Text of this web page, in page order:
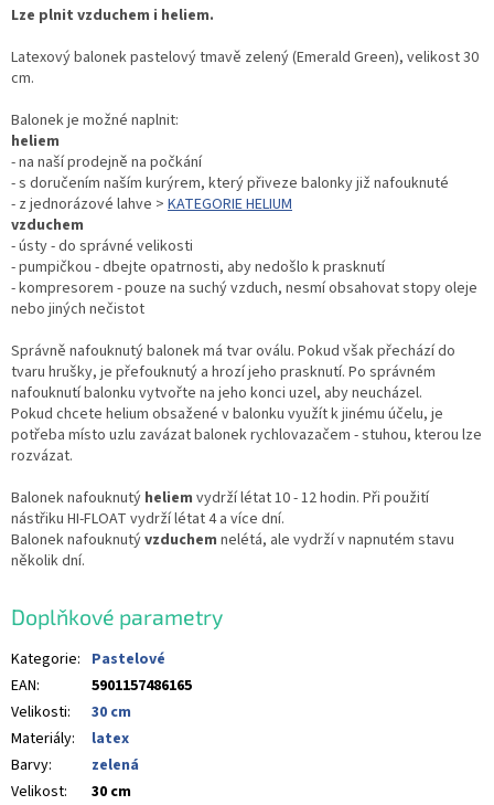
Lze plnit vzduchem i heliem.
Latexový balonek pastelový tmavě zelený (Emerald Green), velikost 30
cm.
Balonek je možné naplnit:
heliem
- na naší prodejně na počkání
- s doručením naším kurýrem, který přiveze balonky již nafouknuté
- z jednorázové lahve > KATEGORIE HELIUM
vzduchem
- ústy - do správné velikosti
- pumpičkou - dbejte opatrnosti, aby nedošlo k prasknutí
- kompresorem - pouze na suchý vzduch, nesmí obsahovat stopy oleje
nebo jiných nečistot
Správně nafouknutý balonek má tvar oválu. Pokud však přechází do
tvaru hrušky, je přefouknutý a hrozí jeho prasknutí. Po správném
nafouknutí balonku vytvořte na jeho konci uzel, aby neucházel.
Pokud chcete helium obsažené v balonku využít k jinému účelu, je
potřeba místo uzlu zavázat balonek rychlovazačem - stuhou, kterou lze
rozvázat.
Balonek nafouknutý heliem vydrží létat 10 - 12 hodin. Při použití
nástřiku HI-FLOAT vydrží létat 4 a více dní.
Balonek nafouknutývzduchem nelétá, ale vydrží v napnutém stavu
několik dní.
Doplňkové parametry
Kategorie: Pastelové
EAN:
5901157486165
Velikosti:
30 cm
Materiály:
latex
Barvy:
zelená
Velikost:
30 cm